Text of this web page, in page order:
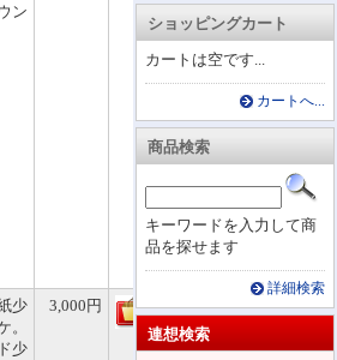
ショッピングカート
カートは空です...
カートへ...
商品検索
キーワードを入力して商
品を探せます
詳細検索
連想検索
ン
少
。
少
3,000円